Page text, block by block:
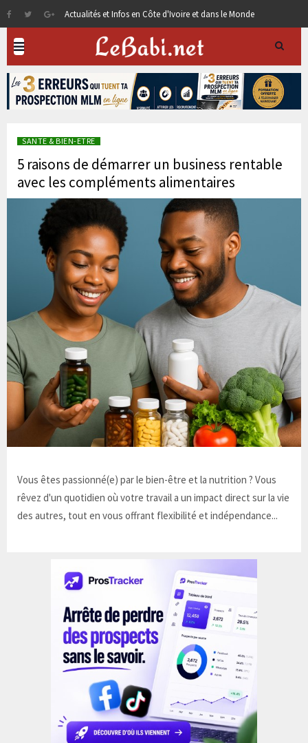
Actualités et Infos en Côte d'Ivoire et dans le Monde
SANTE & BIEN-ETRE
5 raisons de démarrer un business rentable
avec les compléments alimentaires
Vous êtes passionné(e) par le bien-être et la nutrition ? Vous
rêvez d'un quotidien où votre travail a un impact direct sur la vie
des autres, tout en vous offrant flexibilité et indépendance...